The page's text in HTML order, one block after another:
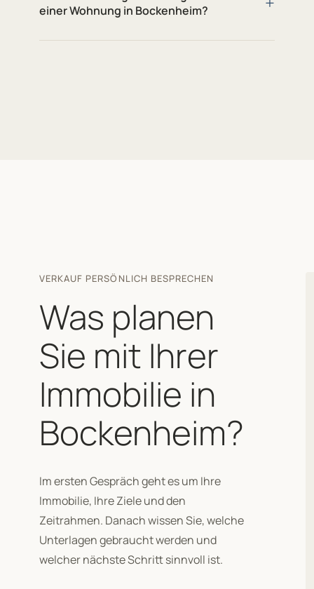
einer Wohnung in Bockenheim?
VERKAUF PERSÖNLICH BESPRECHEN
Was planen
Sie mit Ihrer
Immobilie in
Bockenheim?
Im ersten Gespräch geht es um Ihre
Immobilie, Ihre Ziele und den
Zeitrahmen. Danach wissen Sie, welche
Unterlagen gebraucht werden und
welcher nächste Schritt sinnvoll ist.